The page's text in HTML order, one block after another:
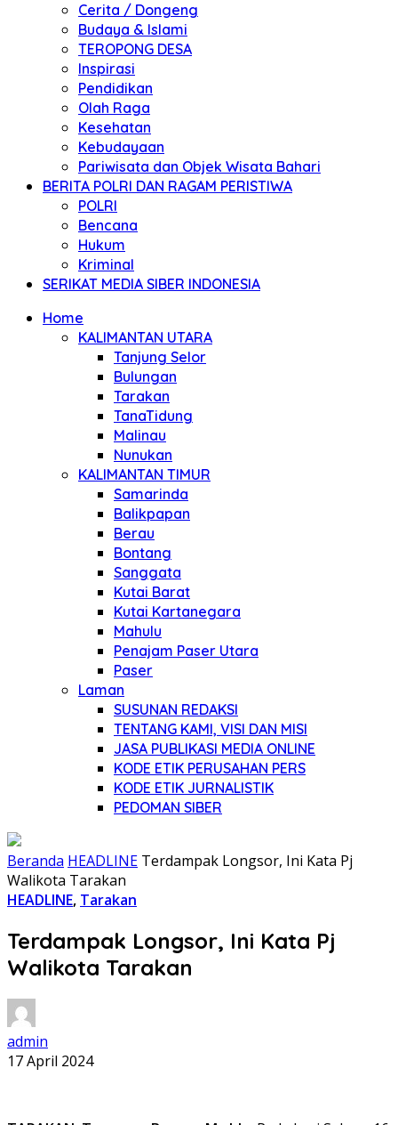
Cerita / Dongeng
Budaya & Islami
TEROPONG DESA
Inspirasi
Pendidikan
Olah Raga
Kesehatan
Kebudayaan
Pariwisata dan Objek Wisata Bahari
BERITA POLRI DAN RAGAM PERISTIWA
POLRI
Bencana
Hukum
Kriminal
SERIKAT MEDIA SIBER INDONESIA
Home
KALIMANTAN UTARA
Tanjung Selor
Bulungan
Tarakan
TanaTidung
Malinau
Nunukan
KALIMANTAN TIMUR
Samarinda
Balikpapan
Berau
Bontang
Sanggata
Kutai Barat
Kutai Kartanegara
Mahulu
Penajam Paser Utara
Paser
Laman
SUSUNAN REDAKSI
TENTANG KAMI, VISI DAN MISI
JASA PUBLIKASI MEDIA ONLINE
KODE ETIK PERUSAHAN PERS
KODE ETIK JURNALISTIK
PEDOMAN SIBER
Beranda HEADLINE Terdampak Longsor, Ini Kata Pj
Walikota Tarakan
HEADLINE, Tarakan
Terdampak Longsor, Ini Kata Pj
Walikota Tarakan
admin
17 April 2024